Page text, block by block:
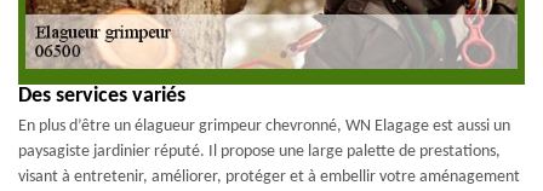
Des services variés
En plus d’être un élagueur grimpeur chevronné, WN Elagage est aussi un
paysagiste jardinier réputé. Il propose une large palette de prestations,
visant à entretenir, améliorer, protéger et à embellir votre aménagement